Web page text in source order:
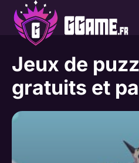
Aller
contenu
Jeux de
gratuits et